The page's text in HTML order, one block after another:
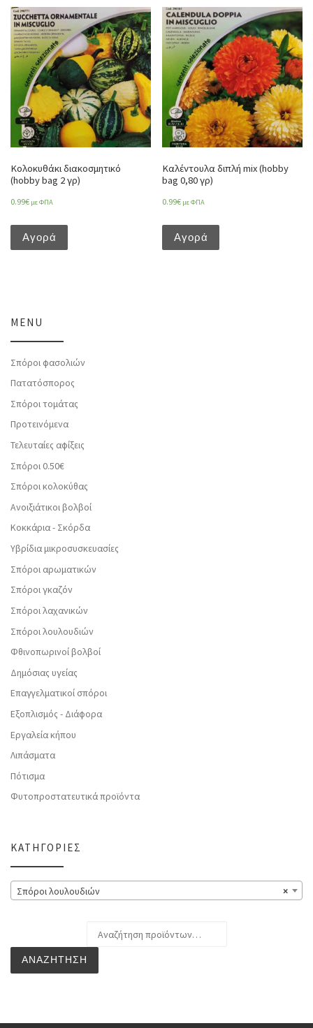
Κολοκυθάκι διακοσμητικό
(hobby bag 2 γρ)
0.99€ με ΦΠΑ
Αγορά
Καλέντουλα διπλή mix (hobby
bag 0,80 γρ)
0.99€ με ΦΠΑ
Αγορά
MENU
Σπόροι φασολιών
Πατατόσπορος
Σπόροι τομάτας
Προτεινόμενα
Τελευταίες αφίξεις
Σπόροι 0.50€
Σπόροι κολοκύθας
Ανοιξιάτικοι βολβοί
Κοκκάρια - Σκόρδα
Υβρίδια μικροσυσκευασίες
Σπόροι αρωματικών
Σπόροι γκαζόν
Σπόροι λαχανικών
Σπόροι λουλουδιών
Φθινοπωρινοί βολβοί
Δημόσιας υγείας
Επαγγελματικοί σπόροι
Εξοπλισμός - Διάφορα
Εργαλεία κήπου
Λιπάσματα
Πότισμα
Φυτοπροστατευτικά προϊόντα
ΚΑΤΗΓΟΡΊΕΣ
×
Σπόροι λουλουδιών
ΑΝΑΖΉΤΗΣΗ